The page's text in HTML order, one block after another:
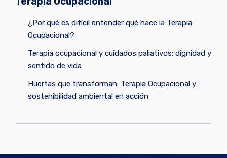
¿Por qué es difícil entender qué hace la Terapia
Ocupacional?
Terapia ocupacional y cuidados paliativos: dignidad y
sentido de vida
Huertas que transforman: Terapia Ocupacional y
sostenibilidad ambiental en acción